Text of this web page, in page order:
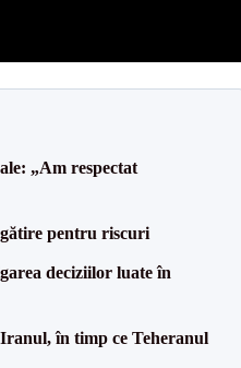
„Am respectat
pentru riscuri
deciziilor luate în
în timp ce Teheranul